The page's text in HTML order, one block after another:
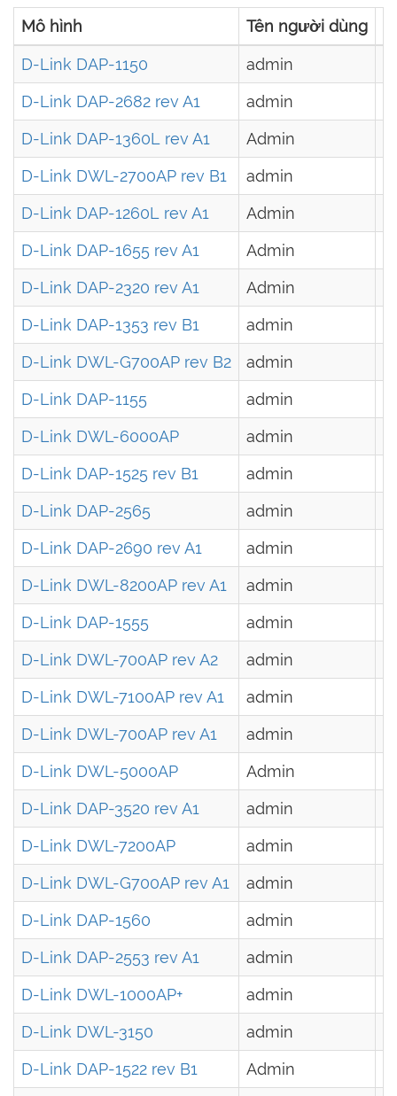
Mô hình Tên người dùng
D-Link DAP-1150 admin
D-Link DAP-2682 rev A1
admin
D-Link DAP-1360L rev A1
Admin
D-Link DWL-2700AP rev B1
admin
D-Link DAP-1260L rev A1
Admin
D-Link DAP-1655 rev A1
Admin
D-Link DAP-2320 rev A1
Admin
D-Link DAP-1353 rev B1
admin
D-Link DWL-G700AP rev B2
admin
D-Link DAP-1155
admin
D-Link DWL-6000AP
admin
D-Link DAP-1525 rev B1
admin
D-Link DAP-2565
admin
D-Link DAP-2690 rev A1
admin
D-Link DWL-8200AP rev A1
admin
D-Link DAP-1555
admin
D-Link DWL-700AP rev A2
admin
D-Link DWL-7100AP rev A1
admin
D-Link DWL-700AP rev A1
admin
D-Link DWL-5000AP
Admin
D-Link DAP-3520 rev A1
admin
D-Link DWL-7200AP
admin
D-Link DWL-G700AP rev A1
admin
D-Link DAP-1560
admin
D-Link DAP-2553 rev A1
admin
D-Link DWL-1000AP+
admin
D-Link DWL-3150
admin
D-Link DAP-1522 rev B1
Admin